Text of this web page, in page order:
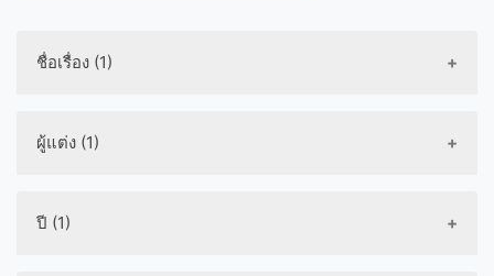
ชื่อเรื่อง (1)
ผู้แต่ง (1)
ปี (1)